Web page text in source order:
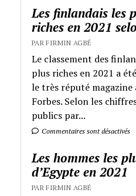
Les finlandais les
riches en 2021
PAR FIRMIN AGBÉ
Le classement des
plus riches en 2021 a
le très réputé magazine
Forbes. Selon les
publics par...
Commentaires sont désactivés
Les hommes les
d’Egypte en 2021
PAR FIRMIN AGBÉ